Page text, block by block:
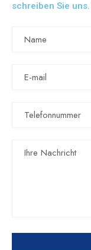
schreiben Sie